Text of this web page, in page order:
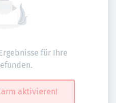
für Ihre
aktivieren!